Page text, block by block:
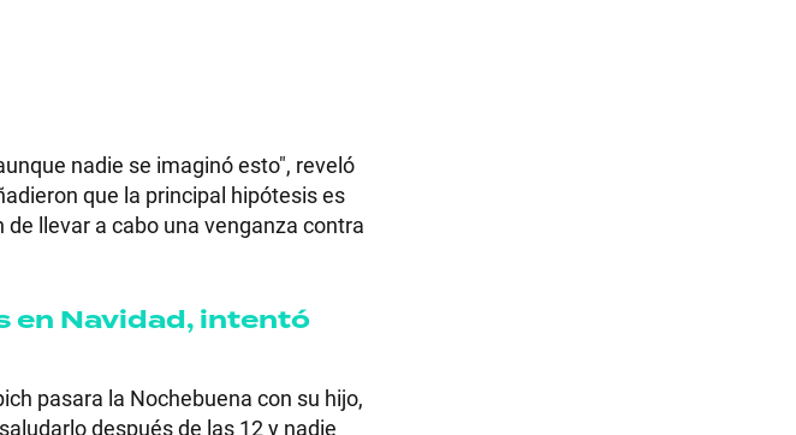
nadie se imaginó esto", reveló
que la principal hipótesis es
llevar a cabo una venganza contra
en Navidad, intentó
pasara la Nochebuena con su hijo,
después de las 12 y nadie